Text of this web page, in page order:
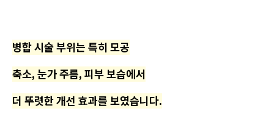
병합 시술 부위는 특히 모공
축소, 눈가 주름, 피부 보습에서
더 뚜렷한 개선 효과를 보였습니다.